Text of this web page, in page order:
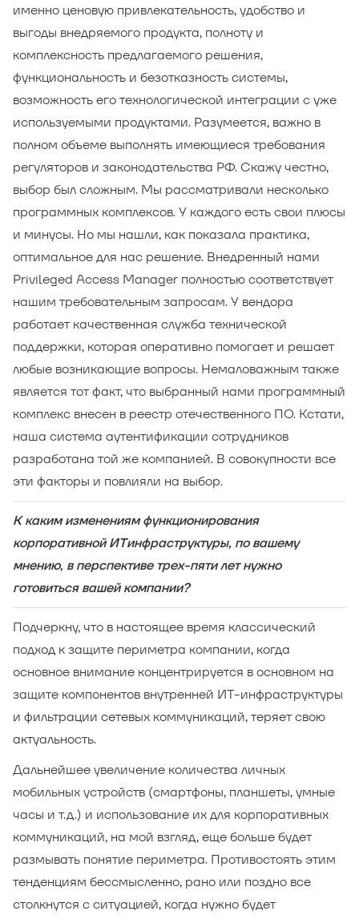
именно ценовую привлекательность, удобство и
выгоды внедряемого продукта, полноту и
комплексность предлагаемого решения,
функциональность и безотказность системы,
возможность его технологической интеграции с уже
используемыми продуктами. Разумеется, важно в
полном объеме выполнять имеющиеся требования
регуляторов и законодательства РФ. Скажу честно,
выбор был сложным. Мы рассматривали несколько
программных комплексов. У каждого есть свои плюсы
и минусы. Но мы нашли, как показала практика,
оптимальное для нас решение. Внедренный нами
Privileged Access Manager полностью соответствует
нашим требовательным запросам. У вендора
работает качественная служба технической
поддержки, которая оперативно помогает и решает
любые возникающие вопросы. Немаловажным также
является тот факт, что выбранный нами программный
комплекс внесен в реестр отечественного ПО. Кстати,
наша система аутентификации сотрудников
разработана той же компанией. В совокупности все
эти факторы и повлияли на выбор.
К каким изменениям функционирования
корпоративной ИТинфраструктуры, по вашему
мнению, в перспективе трех-пяти лет нужно
готовиться вашей компании?
Подчеркну, что в настоящее время классический
подход к защите периметра компании, когда
основное внимание концентрируется в основном на
защите компонентов внутренней ИТ-инфраструктуры
и фильтрации сетевых коммуникаций, теряет свою
актуальность.
Дальнейшее увеличение количества личных
мобильных устройств (смартфоны, планшеты, умные
часы и т.д.) и использование их для корпоративных
коммуникаций, на мой взгляд, еще больше будет
размывать понятие периметра. Противостоять этим
тенденциям бессмысленно, рано или поздно все
столкнутся с ситуацией, когда нужно будет